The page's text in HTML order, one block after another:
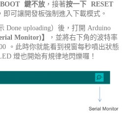
BOOT 鍵不放 ，接著按一下
RESET
即可讓開發板強制進入下載模式。
Done uploading）後，打開 Arduino
Monitor)】
，並將右下角的波特率
。此時你就能看到視窗每秒噴出狀態
燈也開始有規律地閃爍囉！